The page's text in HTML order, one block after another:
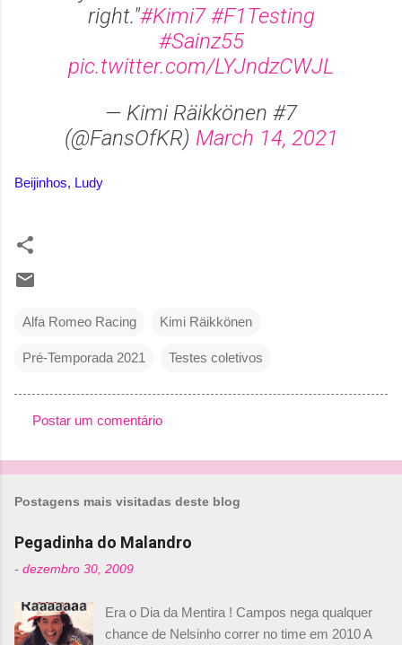
right."#Kimi7 #F1Testing
#Sainz55
pic.twitter.com/LYJndzCWJL
— Kimi Räikkönen #7
(@FansOfKR) March 14, 2021
Beijinhos, Ludy
Alfa Romeo Racing Kimi Räikkönen
Pré-Temporada 2021 Testes coletivos
o
n
t
r
i
Postar um comentário
Postagens mais visitadas deste blog
Pegadinha do Malandro
- dezembro 30, 2009
Era o Dia da Mentira ! Campos nega qualquer
chance de Nelsinho correr no time em 2010 A